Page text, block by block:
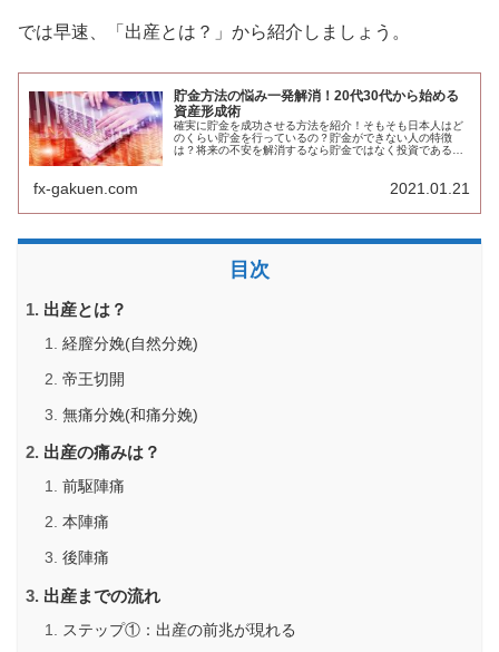
では早速、「出産とは？」から紹介しましょう。
貯金方法の悩み一発解消！20代30代から始める
資産形成術
確実に貯金を成功させる方法を紹介！そもそも日本人はど
のくらい貯金を行っているの？貯金ができない人の特徴
は？将来の不安を解消するなら貯金ではなく投資である理
fx-gakuen.com 2021.01.21
目次
出産とは？
経膣分娩(自然分娩)
帝王切開
無痛分娩(和痛分娩)
出産の痛みは？
前駆陣痛
本陣痛
後陣痛
出産までの流れ
ステップ①：出産の前兆が現れる